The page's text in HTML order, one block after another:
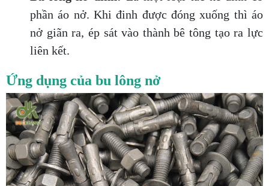
phần áo nở. Khi đinh được đóng xuống thì áo
nở giãn ra, ép sát vào thành bê tông tạo ra lực
liên kết.
Ứng dụng của bu lông nở